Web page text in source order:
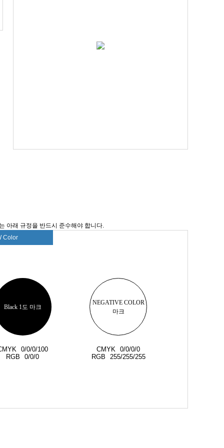
아래 규정을 반드시 준수해야 합니다.
Color
Black 1도 마크
0/0/0/100
RGB
0/0/0
NEGATIVE COLOR
마크
CMYK 0/0/0/0
RGB
255/255/255